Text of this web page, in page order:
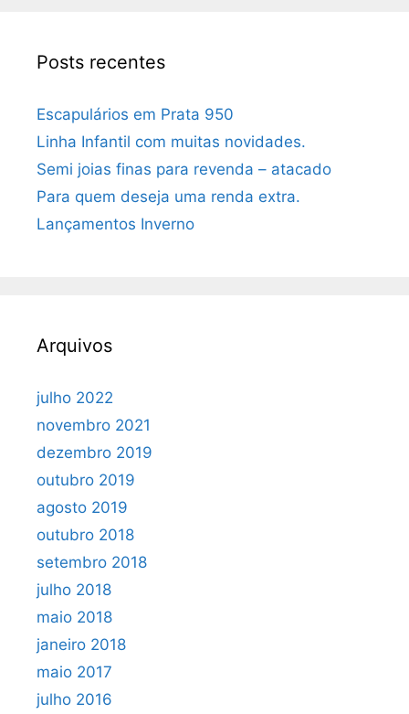
Posts recentes
Escapulários em Prata 950
Linha Infantil com muitas novidades.
Semi joias finas para revenda – atacado
Para quem deseja uma renda extra.
Lançamentos Inverno
Arquivos
julho 2022
novembro 2021
dezembro 2019
outubro 2019
agosto 2019
outubro 2018
setembro 2018
julho 2018
maio 2018
janeiro 2018
maio 2017
julho 2016